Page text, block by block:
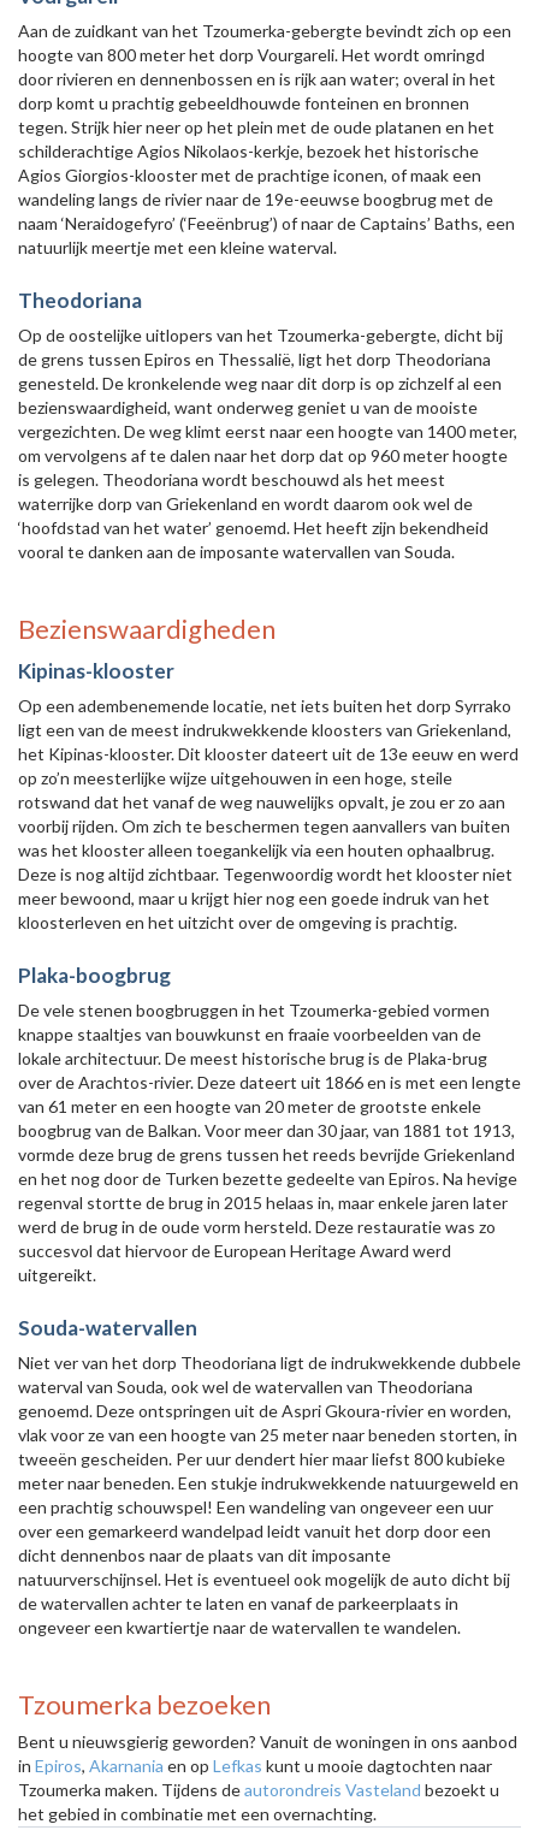
Aan de zuidkant van het Tzoumerka-gebergte bevindt zich op een
hoogte van 800 meter het dorp Vourgareli. Het wordt omringd
door rivieren en dennenbossen en is rijk aan water; overal in het
dorp komt u prachtig gebeeldhouwde fonteinen en bronnen
tegen. Strijk hier neer op het plein met de oude platanen en het
schilderachtige Agios Nikolaos-kerkje, bezoek het historische
Agios Giorgios-klooster met de prachtige iconen, of maak een
wandeling langs de rivier naar de 19e-eeuwse boogbrug met de
naam ‘Neraidogefyro’ (‘Feeënbrug’) of naar de Captains’ Baths, een
natuurlijk meertje met een kleine waterval.
Theodoriana
Op de oostelijke uitlopers van het Tzoumerka-gebergte, dicht bij
de grens tussen Epiros en Thessalië, ligt het dorp Theodoriana
genesteld. De kronkelende weg naar dit dorp is op zichzelf al een
bezienswaardigheid, want onderweg geniet u van de mooiste
vergezichten. De weg klimt eerst naar een hoogte van 1400 meter,
om vervolgens af te dalen naar het dorp dat op 960 meter hoogte
is gelegen. Theodoriana wordt beschouwd als het meest
waterrijke dorp van Griekenland en wordt daarom ook wel de
‘hoofdstad van het water’ genoemd. Het heeft zijn bekendheid
vooral te danken aan de imposante watervallen van Souda.
Bezienswaardigheden
Kipinas-klooster
Op een adembenemende locatie, net iets buiten het dorp Syrrako
ligt een van de meest indrukwekkende kloosters van Griekenland,
het Kipinas-klooster. Dit klooster dateert uit de 13e eeuw en werd
op zo’n meesterlijke wijze uitgehouwen in een hoge, steile
rotswand dat het vanaf de weg nauwelijks opvalt, je zou er zo aan
voorbij rijden. Om zich te beschermen tegen aanvallers van buiten
was het klooster alleen toegankelijk via een houten ophaalbrug.
Deze is nog altijd zichtbaar. Tegenwoordig wordt het klooster niet
meer bewoond, maar u krijgt hier nog een goede indruk van het
kloosterleven en het uitzicht over de omgeving is prachtig.
Plaka-boogbrug
De vele stenen boogbruggen in het Tzoumerka-gebied vormen
knappe staaltjes van bouwkunst en fraaie voorbeelden van de
lokale architectuur. De meest historische brug is de Plaka-brug
over de Arachtos-rivier. Deze dateert uit 1866 en is met een lengte
van 61 meter en een hoogte van 20 meter de grootste enkele
boogbrug van de Balkan. Voor meer dan 30 jaar, van 1881 tot 1913,
vormde deze brug de grens tussen het reeds bevrijde Griekenland
en het nog door de Turken bezette gedeelte van Epiros. Na hevige
regenval stortte de brug in 2015 helaas in, maar enkele jaren later
werd de brug in de oude vorm hersteld. Deze restauratie was zo
succesvol dat hiervoor de European Heritage Award werd
uitgereikt.
Souda-watervallen
Niet ver van het dorp Theodoriana ligt de indrukwekkende dubbele
waterval van Souda, ook wel de watervallen van Theodoriana
genoemd. Deze ontspringen uit de Aspri Gkoura-rivier en worden,
vlak voor ze van een hoogte van 25 meter naar beneden storten, in
tweeën gescheiden. Per uur dendert hier maar liefst 800 kubieke
meter naar beneden. Een stukje indrukwekkende natuurgeweld en
een prachtig schouwspel! Een wandeling van ongeveer een uur
over een gemarkeerd wandelpad leidt vanuit het dorp door een
dicht dennenbos naar de plaats van dit imposante
natuurverschijnsel. Het is eventueel ook mogelijk de auto dicht bij
de watervallen achter te laten en vanaf de parkeerplaats in
ongeveer een kwartiertje naar de watervallen te wandelen.
Tzoumerka bezoeken
Bent u nieuwsgierig geworden? Vanuit de woningen in ons aanbod
in Epiros, Akarnania en op Lefkas kunt u mooie dagtochten naar
Tzoumerka maken. Tijdens deautorondreis Vasteland bezoekt u
het gebied in combinatie met een overnachting.